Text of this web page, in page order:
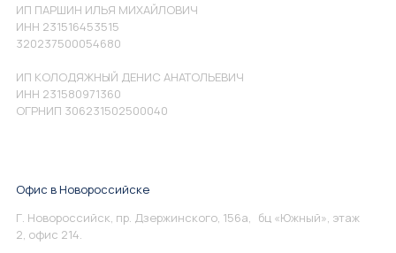
ИП ПАРШИН ИЛЬЯ МИХАЙЛОВИЧ
ИНН 231516453515
320237500054680
ИП КОЛОДЯЖНЫЙ ДЕНИС АНАТОЛЬЕВИЧ
ИНН 231580971360
ОГРНИП 306231502500040
Офис в Новороссийске
Г. Новороссийск, пр. Дзержинского, 156а, бц «Южный», этаж
2, офис 214.